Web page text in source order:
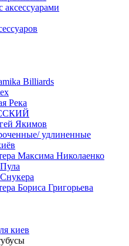
аксессуарами
Billiards
Река
Якимов
удлиненные
Максима Николаенко
Бориса Григорьева
киев